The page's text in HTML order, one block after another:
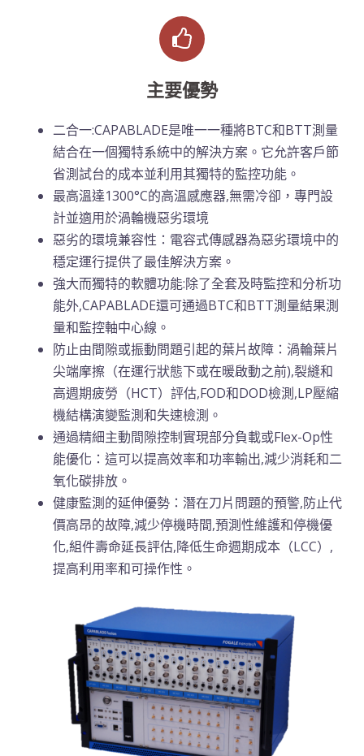
主要優勢
二合一:CAPABLADE是唯一一種將BTC和BTT測量
結合在一個獨特系統中的解決方案。它允許客戶節
省測試台的成本並利用其獨特的監控功能。
最高溫達1300°C的高溫感應器,無需冷卻，專門設
計並適用於渦輪機惡劣環境
惡劣的環境兼容性：電容式傳感器為惡劣環境中的
穩定運行提供了最佳解決方案。
強大而獨特的軟體功能:除了全套及時監控和分析功
能外,CAPABLADE還可通過BTC和BTT測量結果測
量和監控軸中心線。
防止由間隙或振動問題引起的葉片故障：渦輪葉片
尖端摩擦（在運行狀態下或在暖啟動之前),裂縫和
高週期疲勞（HCT）評估,FOD和DOD檢測,LP壓縮
機結構演變監測和失速檢測。
通過精細主動間隙控制實現部分負載或Flex-Op性
能優化：這可以提高效率和功率輸出,減少消耗和二
氧化碳排放。
健康監測的延伸優勢：潛在刀片問題的預警,防止代
價高昂的故障,減少停機時間,預測性維護和停機優
化,組件壽命延長評估,降低生命週期成本（LCC）,
提高利用率和可操作性。